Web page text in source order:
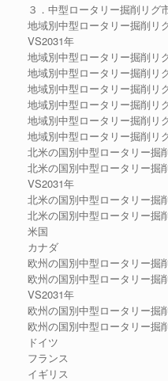
３．中型ロータリー掘削リグ
地域別中型ロータリー掘削リ
VS2031年
地域別中型ロータリー掘削リ
地域別中型ロータリー掘削リ
地域別中型ロータリー掘削リ
地域別中型ロータリー掘削リ
地域別中型ロータリー掘削リ
地域別中型ロータリー掘削リ
北米の国別中型ロータリー掘
北米の国別中型ロータリー掘
VS2031年
北米の国別中型ロータリー掘
北米の国別中型ロータリー掘
米国
カナダ
欧州の国別中型ロータリー掘
欧州の国別中型ロータリー掘
VS2031年
欧州の国別中型ロータリー掘
欧州の国別中型ロータリー掘
ドイツ
フランス
イギリス